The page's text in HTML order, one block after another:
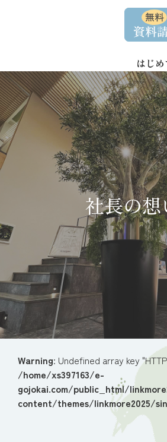
へ
ス
キ
ッ
プ
ョ
ン
に
移
動
資
求
問
い
合
わ
せ
はじ
社長の想
Warning: Undefined array key
/home/xs397163/e-
gojokai.com/public_html/
content/themes/linkmore2025/